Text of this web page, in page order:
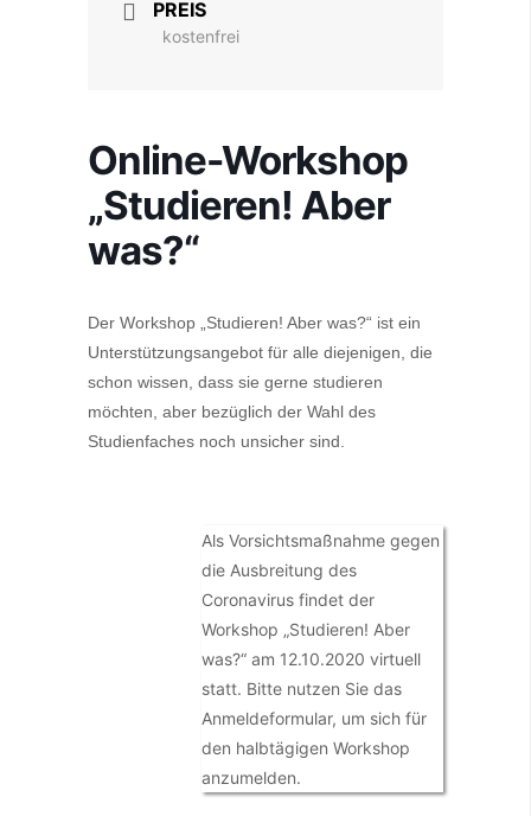
PREIS
kostenfrei
Online-Workshop
„Studieren! Aber
was?“
Der Workshop „Studieren! Aber was?“ ist ein
Unterstützungsangebot für alle diejenigen, die
schon wissen, dass sie gerne studieren
möchten, aber bezüglich der Wahl des
Studienfaches noch unsicher sind.
Als Vorsichtsmaßnahme gegen
die Ausbreitung des
Coronavirus findet der
Workshop „Studieren! Aber
was?“ am 12.10.2020 virtuell
statt. Bitte nutzen Sie das
Anmeldeformular, um sich für
den halbtägigen Workshop
anzumelden.